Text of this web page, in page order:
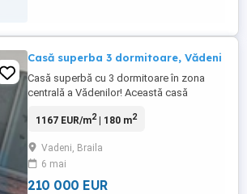
Casă superba 3 dormitoare, Vădeni
Casă superbă cu 3 dormitoare în zona
centrală a Vădenilor! Această casă
dispune de 2 băi, 1 terasă și garaj pentru o
de 2000 mp, include pivniță și toaletă de
serviciu. Ultrafinisată cu parchet, gresie,
tâmplărie termopan ...
1167 EUR/m2| 180 m2
Vadeni, Braila
6 mai
210 000 EUR